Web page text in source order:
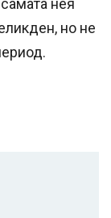
нея
но не